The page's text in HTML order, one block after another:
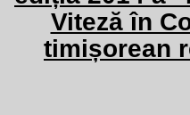
Viteză în
timișorean